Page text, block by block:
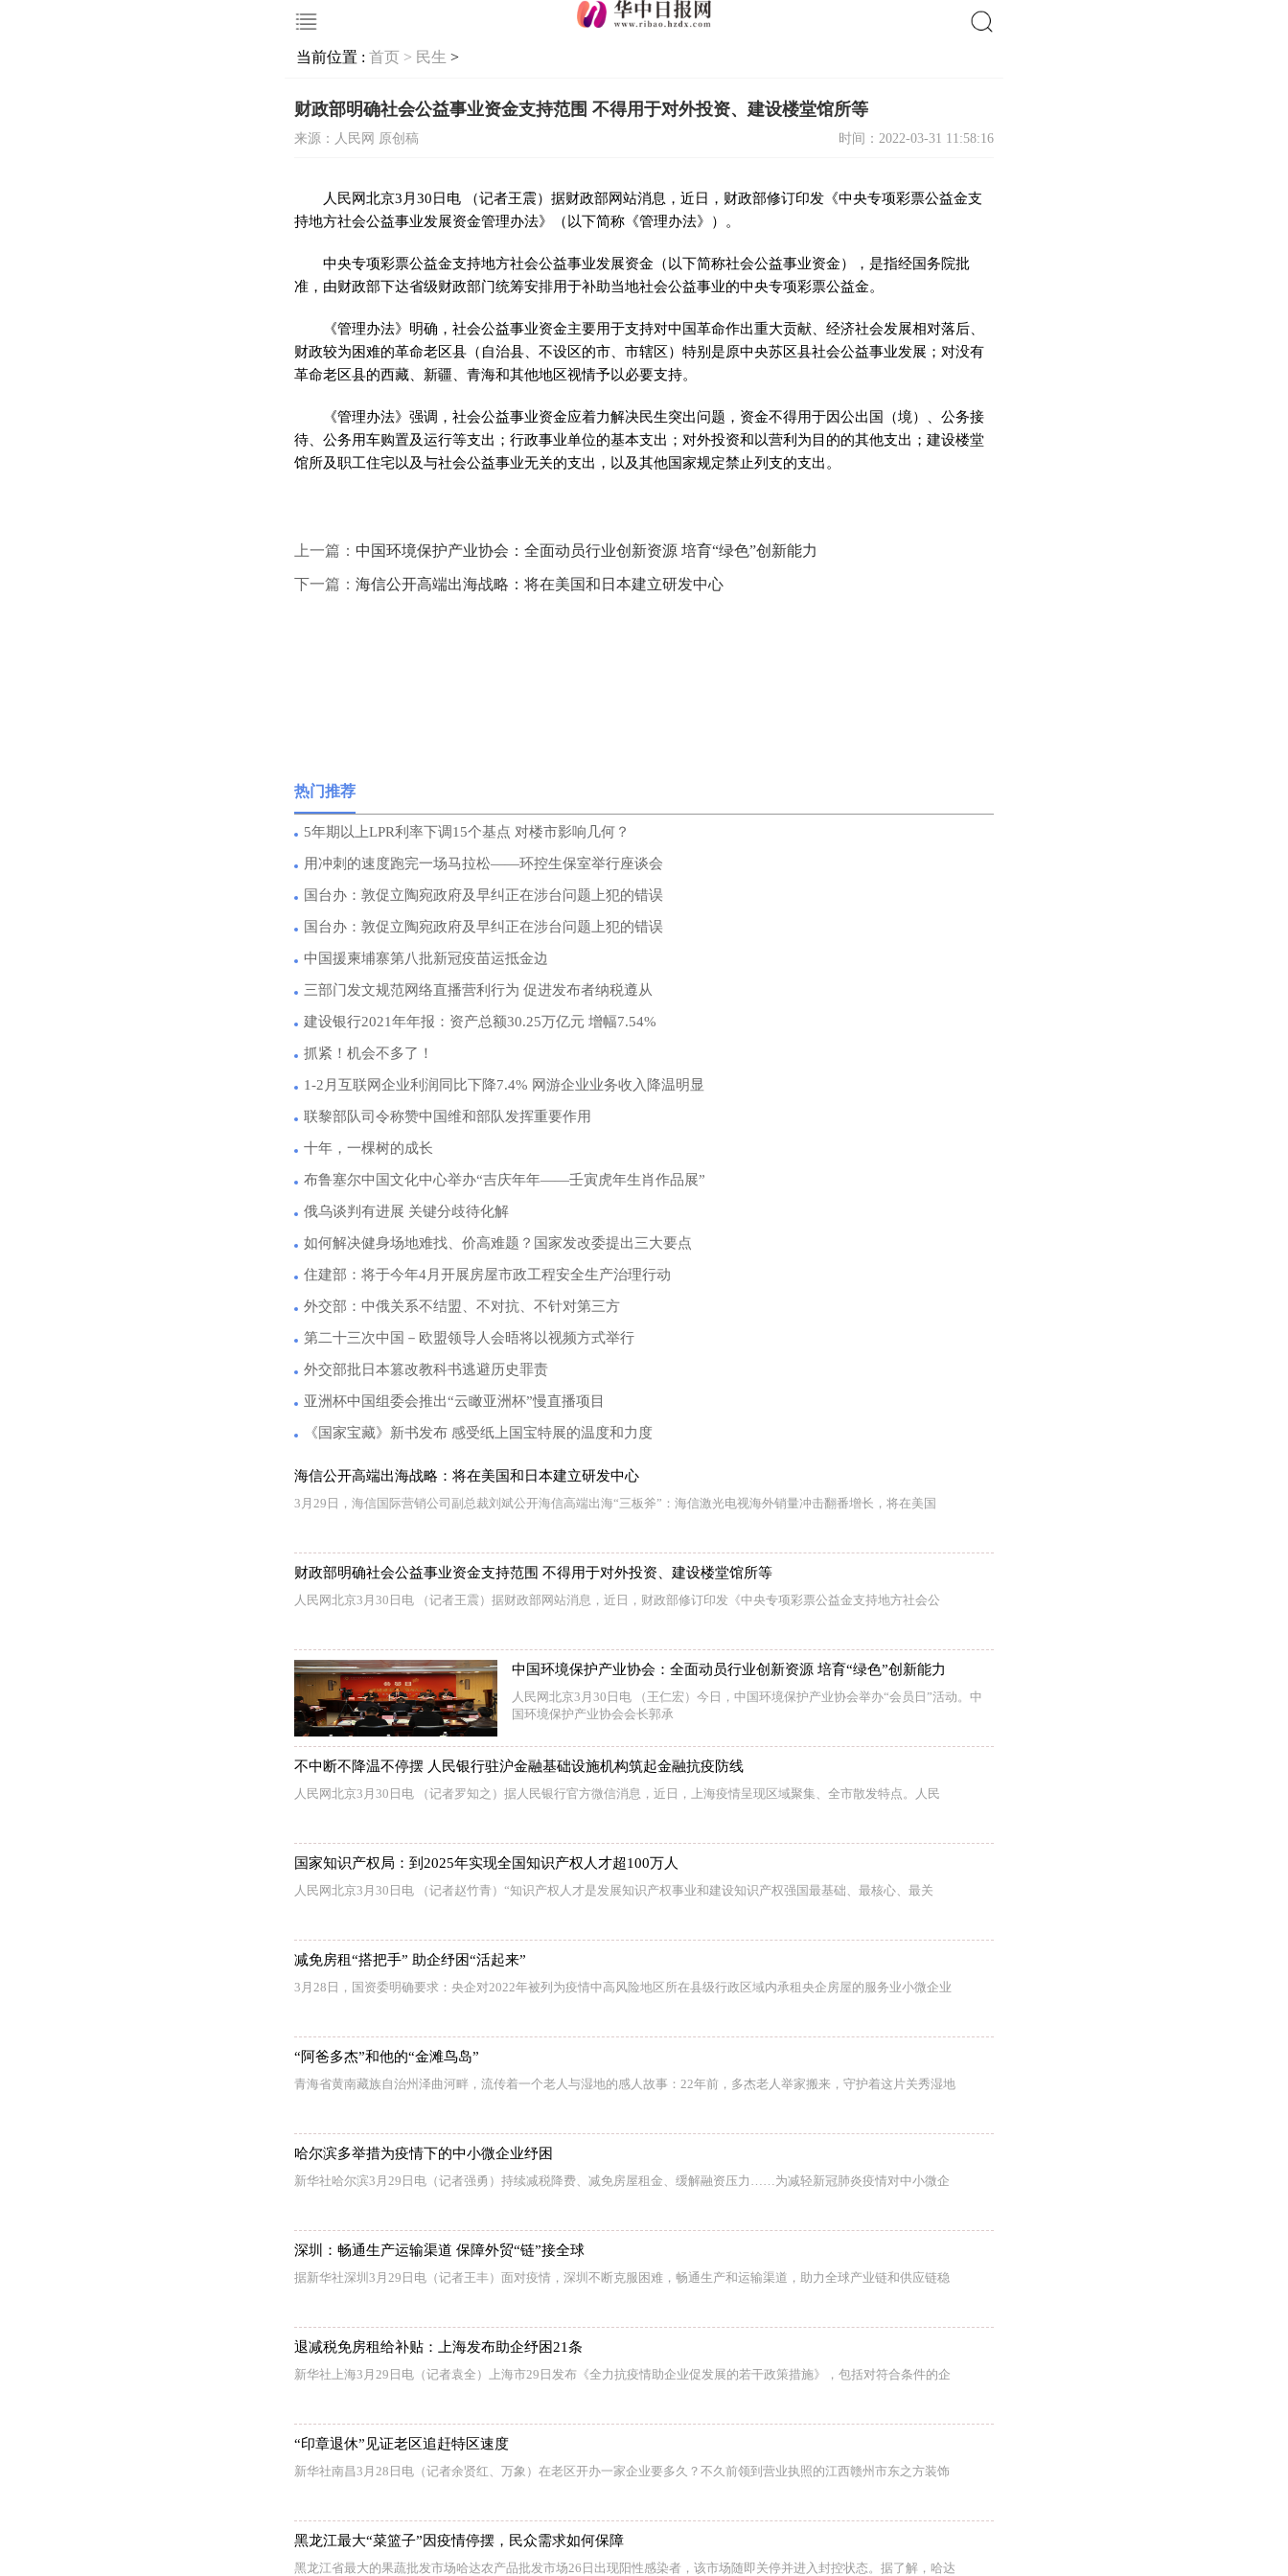
当前位置 : 首页 > 民生 >
财政部明确社会公益事业资金支持范围 不得用于对外投资、建设楼堂馆所等
来源：人民网 原创稿 时间：2022-03-31 11:58:16
人民网北京3月30日电 （记者王震）据财政部网站消息，近日，财政部修订印发《中央专项彩票公益金支
持地方社会公益事业发展资金管理办法》（以下简称《管理办法》）。
中央专项彩票公益金支持地方社会公益事业发展资金（以下简称社会公益事业资金），是指经国务院批
准，由财政部下达省级财政部门统筹安排用于补助当地社会公益事业的中央专项彩票公益金。
《管理办法》明确，社会公益事业资金主要用于支持对中国革命作出重大贡献、经济社会发展相对落后、
财政较为困难的革命老区县（自治县、不设区的市、市辖区）特别是原中央苏区县社会公益事业发展；对没有
革命老区县的西藏、新疆、青海和其他地区视情予以必要支持。
《管理办法》强调，社会公益事业资金应着力解决民生突出问题，资金不得用于因公出国（境）、公务接
待、公务用车购置及运行等支出；行政事业单位的基本支出；对外投资和以营利为目的的其他支出；建设楼堂
馆所及职工住宅以及与社会公益事业无关的支出，以及其他国家规定禁止列支的支出。
上一篇： 中国环境保护产业协会：全面动员行业创新资源 培育“绿色”创新能力
下一篇： 海信公开高端出海战略：将在美国和日本建立研发中心
热门推荐
5年期以上LPR利率下调15个基点 对楼市影响几何？
用冲刺的速度跑完一场马拉松——环控生保室举行座谈会
国台办：敦促立陶宛政府及早纠正在涉台问题上犯的错误
国台办：敦促立陶宛政府及早纠正在涉台问题上犯的错误
中国援柬埔寨第八批新冠疫苗运抵金边
三部门发文规范网络直播营利行为 促进发布者纳税遵从
建设银行2021年年报：资产总额30.25万亿元 增幅7.54%
抓紧！机会不多了！
1-2月互联网企业利润同比下降7.4% 网游企业业务收入降温明显
联黎部队司令称赞中国维和部队发挥重要作用
十年，一棵树的成长
布鲁塞尔中国文化中心举办“吉庆年年——壬寅虎年生肖作品展”
俄乌谈判有进展 关键分歧待化解
如何解决健身场地难找、价高难题？国家发改委提出三大要点
住建部：将于今年4月开展房屋市政工程安全生产治理行动
外交部：中俄关系不结盟、不对抗、不针对第三方
第二十三次中国－欧盟领导人会晤将以视频方式举行
外交部批日本篡改教科书逃避历史罪责
亚洲杯中国组委会推出“云瞰亚洲杯”慢直播项目
《国家宝藏》新书发布 感受纸上国宝特展的温度和力度
海信公开高端出海战略：将在美国和日本建立研发中心
3月29日，海信国际营销公司副总裁刘斌公开海信高端出海“三板斧”：海信激光电视海外销量冲击翻番增长，将在美国
财政部明确社会公益事业资金支持范围 不得用于对外投资、建设楼堂馆所等
人民网北京3月30日电 （记者王震）据财政部网站消息，近日，财政部修订印发《中央专项彩票公益金支持地方社会公
中国环境保护产业协会：全面动员行业创新资源 培育“绿色”创新能力
人民网北京3月30日电 （王仁宏）今日，中国环境保护产业协会举办“会员日”活动。中
国环境保护产业协会会长郭承
不中断不降温不停摆 人民银行驻沪金融基础设施机构筑起金融抗疫防线
人民网北京3月30日电 （记者罗知之）据人民银行官方微信消息，近日，上海疫情呈现区域聚集、全市散发特点。人民
国家知识产权局：到2025年实现全国知识产权人才超100万人
人民网北京3月30日电 （记者赵竹青）“知识产权人才是发展知识产权事业和建设知识产权强国最基础、最核心、最关
减免房租“搭把手” 助企纾困“活起来”
3月28日，国资委明确要求：央企对2022年被列为疫情中高风险地区所在县级行政区域内承租央企房屋的服务业小微企业
“阿爸多杰”和他的“金滩鸟岛”
青海省黄南藏族自治州泽曲河畔，流传着一个老人与湿地的感人故事：22年前，多杰老人举家搬来，守护着这片关秀湿地
哈尔滨多举措为疫情下的中小微企业纾困
新华社哈尔滨3月29日电（记者强勇）持续减税降费、减免房屋租金、缓解融资压力……为减轻新冠肺炎疫情对中小微企
深圳：畅通生产运输渠道 保障外贸“链”接全球
据新华社深圳3月29日电（记者王丰）面对疫情，深圳不断克服困难，畅通生产和运输渠道，助力全球产业链和供应链稳
退减税免房租给补贴：上海发布助企纾困21条
新华社上海3月29日电（记者袁全）上海市29日发布《全力抗疫情助企业促发展的若干政策措施》，包括对符合条件的企
“印章退休”见证老区追赶特区速度
新华社南昌3月28日电（记者余贤红、万象）在老区开办一家企业要多久？不久前领到营业执照的江西赣州市东之方装饰
黑龙江最大“菜篮子”因疫情停摆，民众需求如何保障
黑龙江省最大的果蔬批发市场哈达农产品批发市场26日出现阳性感染者，该市场随即关停并进入封控状态。据了解，哈达